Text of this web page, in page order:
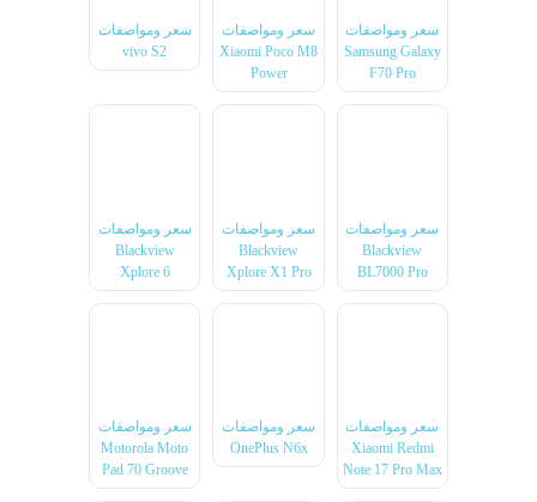
سعر ومواصفات
Samsung Galaxy
F70 Pro
سعر ومواصفات
Xiaomi Poco M8
Power
سعر ومواصفات
vivo S2
سعر ومواصفات
Blackview
BL7000 Pro
سعر ومواصفات
Blackview
Xplore X1 Pro
سعر ومواصفات
Blackview
Xplore 6
سعر ومواصفات
Xiaomi Redmi
Note 17 Pro Max
سعر ومواصفات
OnePlus N6x
سعر ومواصفات
Motorola Moto
Pad 70 Groove